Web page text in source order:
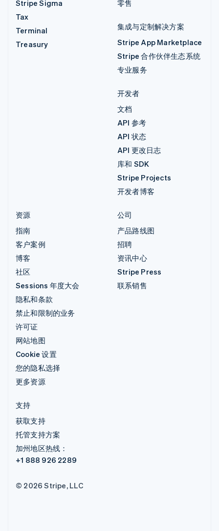
Stripe Sigma
Tax
Terminal
Treasury
零售
集成与定制解决方案
Stripe App Marketplace
Stripe 合作伙伴生态系统
专业服务
开发者
文档
API 参考
API 状态
API 更改日志
库和 SDK
Stripe Projects
开发者博客
资源
指南
客户案例
博客
社区
Sessions 年度大会
隐私和条款
禁止和限制的业务
许可证
网站地图
Cookie 设置
您的隐私选择
更多资源
公司
产品路线图
招聘
资讯中心
Stripe Press
联系销售
支持
获取支持
托管支持方案
加州地区热线：
+1 888 926 2289
© 2026 Stripe, LLC